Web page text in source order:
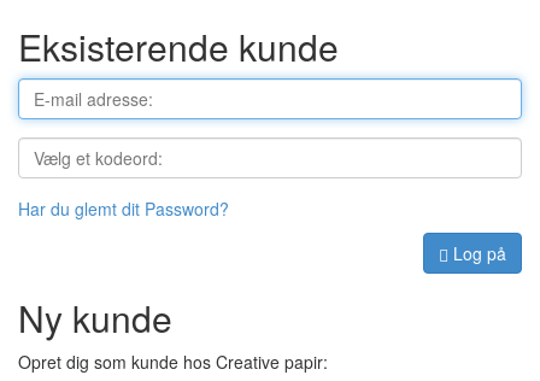
Eksisterende kunde
Har du glemt dit Password?
Log på
Ny kunde
Opret dig som kunde hos Creative papir: